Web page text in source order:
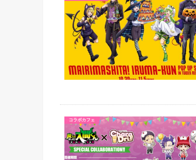
コラボカフェ